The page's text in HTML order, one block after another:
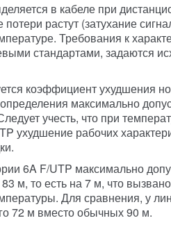
в кабеле при
растут (затухание
Требования к
стандартами, задаются
коэффициент ухудшения
максимально
учесть, что при
ухудшение рабочих
6A F/UTP максимально
м, то есть на 7 м, что
Для сравнения, у
72 м вместо обычных 90 м.